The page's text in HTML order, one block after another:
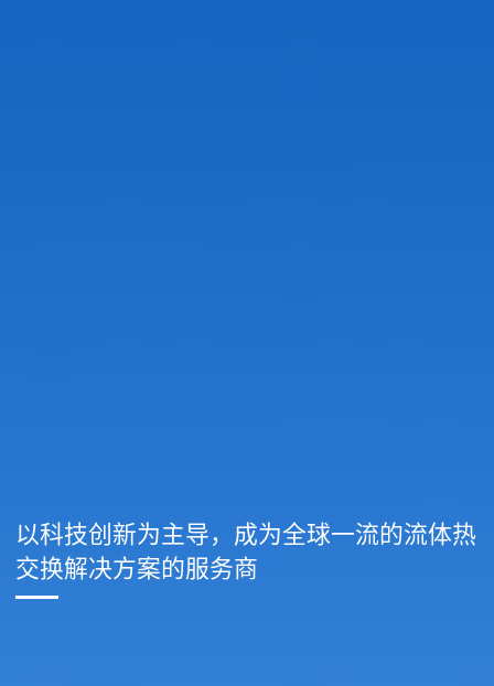
以科技创新为主导，成为全球一流的流体热
交换解决方案的服务商